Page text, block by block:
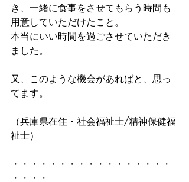
き、一緒に食事をさせてもらう時間も
用意していただけたこと。
本当にいい時間を過ごさせていただき
ました。
又、このような機会があればと、思っ
てます。
（兵庫県在住・社会福祉士/精神保健福
祉士）
・・・・・・・・・・・・・・・・・
・・・・